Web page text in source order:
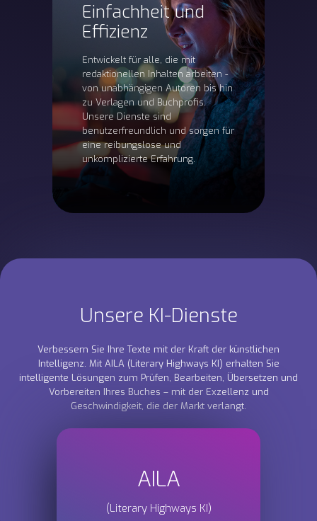
Einfachheit und
Effizienz
Entwickelt für alle, die mit
redaktionellen Inhalten arbeiten -
von unabhängigen Autoren bis hin
zu Verlagen und Buchprofis.
Unsere Dienste sind
benutzerfreundlich und sorgen für
eine reibungslose und
unkomplizierte Erfahrung.
Unsere KI-Dienste
Verbessern Sie Ihre Texte mit der Kraft der künstlichen
Intelligenz. Mit AILA (Literary Highways KI) erhalten Sie
intelligente Lösungen zum Prüfen, Bearbeiten, Übersetzen und
Vorbereiten Ihres Buches – mit der Exzellenz und
Geschwindigkeit, die der Markt verlangt.
AILA
(Literary Highways KI)